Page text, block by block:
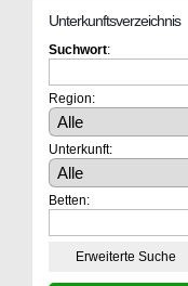
Unterkunftsverzeichnis
Suchwort:
Region:
Unterkunft:
Betten:
Erweiterte Suche